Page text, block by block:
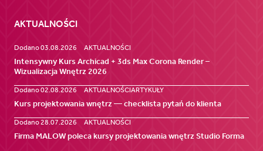
AKTUALNOŚCI
Dodano 03.08.2026 AKTUALNOŚCI
Intensywny Kurs Archicad + 3ds Max Corona Render –
Wizualizacja Wnętrz 2026
Dodano 02.08.2026 AKTUALNOŚCIARTYKUŁY
Kurs projektowania wnętrz — checklista pytań do klienta
Dodano 28.07.2026 AKTUALNOŚCI
Firma MALOW poleca kursy projektowania wnętrz Studio Forma